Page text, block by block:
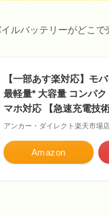
ルバッテリーがどこで
【一部あす楽対応】モ
最軽量* 大容量 コンパ
マホ対応 【急速充電技
アンカー・ダイレクト楽天市場
Amazon